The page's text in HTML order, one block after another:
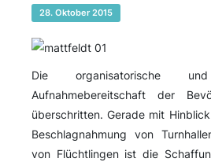
28. Oktober 2015
Die organisatorische und
Aufnahmebereitschaft der
überschritten. Gerade mit
Beschlagnahmung von
von Flüchtlingen ist die